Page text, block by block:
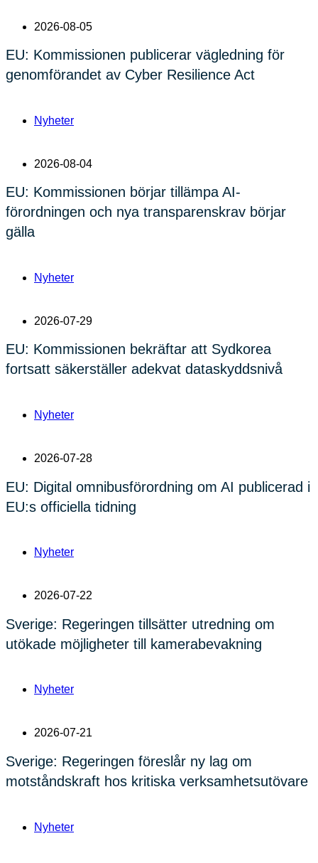
2026-08-05
EU: Kommissionen publicerar vägledning för
genomförandet av Cyber Resilience Act
Nyheter
2026-08-04
EU: Kommissionen börjar tillämpa AI-
förordningen och nya transparenskrav börjar
gälla
Nyheter
2026-07-29
EU: Kommissionen bekräftar att Sydkorea
fortsatt säkerställer adekvat dataskyddsnivå
Nyheter
2026-07-28
EU: Digital omnibusförordning om AI publicerad i
EU:s officiella tidning
Nyheter
2026-07-22
Sverige: Regeringen tillsätter utredning om
utökade möjligheter till kamerabevakning
Nyheter
2026-07-21
Sverige: Regeringen föreslår ny lag om
motståndskraft hos kritiska verksamhetsutövare
Nyheter